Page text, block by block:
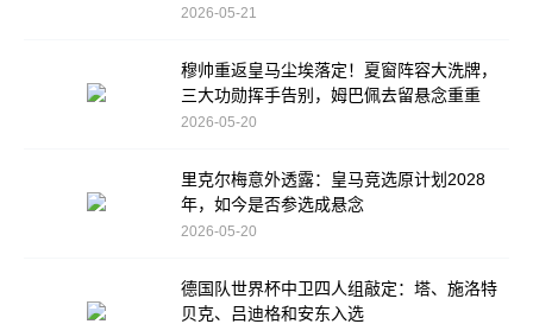
2026-05-21
穆帅重返皇马尘埃落定！夏窗阵容大洗牌，
三大功勋挥手告别，姆巴佩去留悬念重重
2026-05-20
里克尔梅意外透露：皇马竞选原计划2028
年，如今是否参选成悬念
2026-05-20
德国队世界杯中卫四人组敲定：塔、施洛特
贝克、吕迪格和安东入选